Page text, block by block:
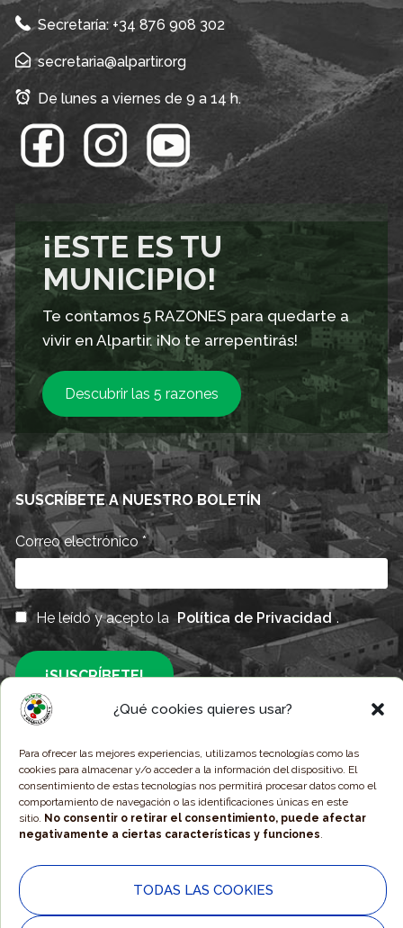
¿Qué cookies quieres usar?
Para ofrecer las mejores experiencias, utilizamos tecnologías como las
cookies para almacenar y/o acceder a la información del dispositivo. El
consentimiento de estas tecnologías nos permitirá procesar datos como el
comportamiento de navegación o las identificaciones únicas en este
sitio. No consentir o retirar el consentimiento, puede afectar
negativamente a ciertas características y funciones.
TODAS LAS COOKIES
Secretaría: +34 876 908 302
secretaria@alpartir.org
De lunes a viernes de 9 a 14 h.
¡ESTE ES TU
MUNICIPIO!
Te contamos 5 RAZONES para quedarte a
vivir en Alpartir. ¡No te arrepentirás!
Descubrir las 5 razones
SUSCRÍBETE A NUESTRO BOLETÍN
Correo electrónico*
He leído y acepto la Política de Privacidad .
publicaciones y noticias / Legitimación » Tu consentimiento /
Destinatarios » Solo se realizan cesiones si existe una obligación legal /
Derechos » Podrás ejercer tus derechos de acceso, rectificación, limitación
y suprimir los datos como se indica en la Política de Privacidad .
© 2025 Ayuntamiento de Alpartir - Diseño Web por